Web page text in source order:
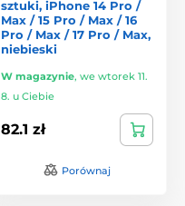
sztuki, iPhone 14 Pro /
Max / 15 Pro / Max / 16
Pro / Max / 17 Pro / Max,
niebieski
W magazynie, we wtorek 11.
8. u Ciebie
82.1 zł
Porównaj